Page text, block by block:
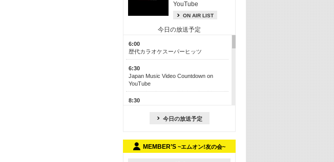
YouTube
ON AIR LIST
今日の放送予定
6:00
歴代カラオケスーパーヒッツ
6:30
Japan Music Video Countdown on
YouTube
8:30
M-ON! カラオケカウントダウン 50
今日の放送予定
MEMBER’S ~エムオン!友の会~